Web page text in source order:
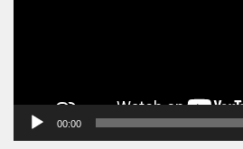
00:00